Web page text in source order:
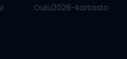
Oulu2026-kartasto